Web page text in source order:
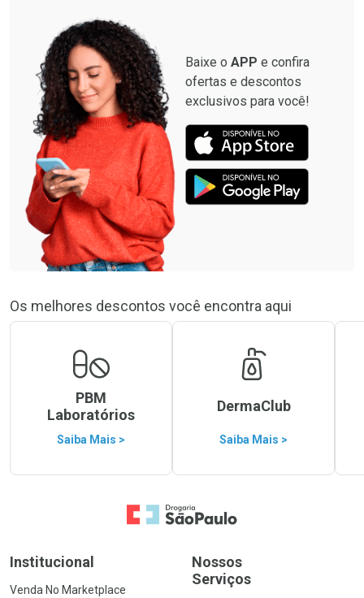
Baixe o APP e confira
ofertas e descontos
exclusivos para você!
Os melhores descontos você encontra aqui
PBM
Laboratórios
Saiba Mais >
DermaClub
Saiba Mais >
Ir para a Home
Institucional
Venda No Marketplace
Nossos
Serviços